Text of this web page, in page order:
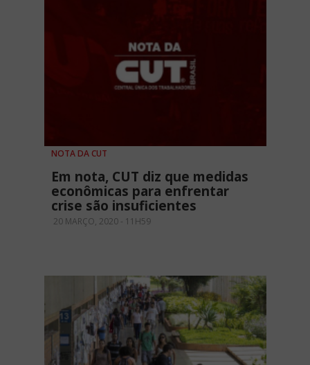
NOTA DA CUT
Em nota, CUT diz que medidas
econômicas para enfrentar
crise são insuficientes
20 MARÇO, 2020 - 11H59